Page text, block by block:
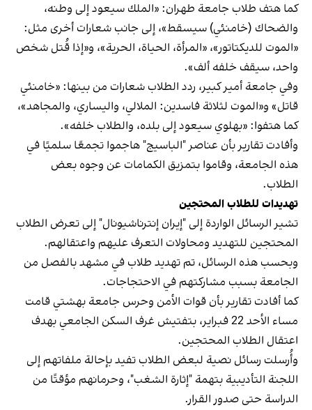
كما هتف طلاب جامعة طهران: «الملك سيعود إلى وطنه،
والضحاك (خامنئي) سيسقط»، إلى جانب شعارات أخرى مثل:
«الموت للديكتاتور»، «المرأة، الحياة، الحرية»، و«إذا قُتل شخص
واحد، سيقف خلفه ألف».
وفي جامعة أمير كبير، ردد الطلاب شعارات من بينها: «خامنئي
قاتل» و«الموت لثلاثة فاسدين: الملالي، واليساري، والمجاهد»،
كما هتفوا: «بهلوي سيعود إلى بلده، والطلاب خلفه».
وأفادت تقارير بأن عناصر "الباسيج" هاجموا تجمعًا سلميًا في
هذه الجامعة، وقاموا بتمزيق الكمامات عن وجوه بعض
الطلاب.
تهديدات للطلاب المحتجين
تشير الرسائل الواردة إلى "إيران إنترناشيونال" إلى تعرض الطلاب
المحتجين للتهديد ومحاولات التعرف عليهم واعتقالهم.
وبحسب هذه الرسائل، تم تهديد طلاب في مشهد بالفصل من
الجامعة بسبب مشاركتهم في الاحتجاجات.
كما أفادت تقارير بأن قوات الأمن وحرس جامعة بهشتي قامت
مساء الأحد 22 فبراير، بتفتيش غرف السكن الجامعي بهدف
اعتقال الطلاب المحتجين.
وأُرسلت رسائل نصية لبعض الطلاب تفيد بإحالة ملفاتهم إلى
اللجنة التأديبية بتهمة "إثارة الشغب"، وحرمانهم مؤقتًا من
الدراسة حتى صدور القرار.